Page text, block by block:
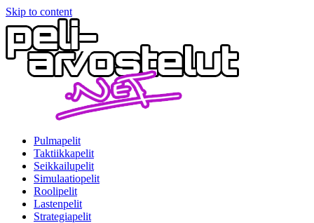
Skip to content
Pulmapelit
Taktiikkapelit
Seikkailupelit
Simulaatiopelit
Roolipelit
Lastenpelit
Strategiapelit